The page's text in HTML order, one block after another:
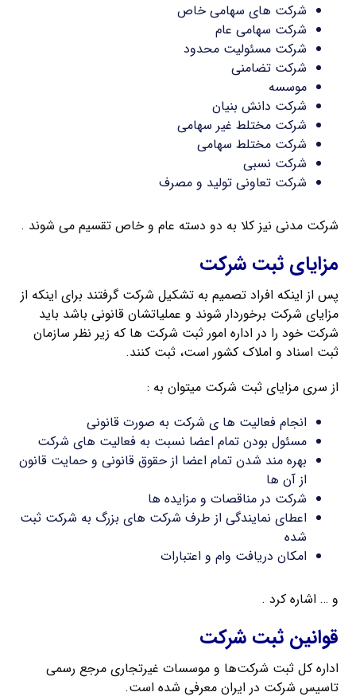
شرکت های سهامی خاص
شرکت سهامی عام
شرکت مسئولیت محدود
شرکت تضامنی
موسسه
شرکت دانش بنیان
شرکت مختلط غیر سهامی
شرکت مختلط سهامی
شرکت نسبی
شرکت تعاونی تولید و مصرف
شرکت مدنی نیز کلا به دو دسته عام و خاص تقسیم می شوند .
مزایای ثبت شرکت
پس از اینکه افراد تصمیم به تشکیل شرکت گرفتند برای اینکه از
مزایای شرکت برخوردار شوند و عملیاتشان قانونی باشد باید
شرکت خود را در اداره امور ثبت شرکت‌ ها که زیر نظر سازمان
ثبت اسناد و املاک کشور است، ثبت کنند.
از سری مزایای ثبت شرکت میتوان به :
انجام فعالیت ها ی شرکت به صورت قانونی
مسئول بودن تمام اعضا نسبت به فعالیت های شرکت
بهره مند شدن تمام اعضا از حقوق قانونی و حمایت قانون
از آن ها
شرکت در مناقصات و مزایده ها
اعطای نمایندگی از طرف شرکت های بزرگ به شرکت ثبت
شده
امکان دریافت وام و اعتبارات
و … اشاره کرد .
قوانین ثبت شرکت
اداره کل ثبت شرکت‌ها و موسسات غیرتجاری مرجع رسمی
تاسیس شرکت در ایران معرفی شده است.